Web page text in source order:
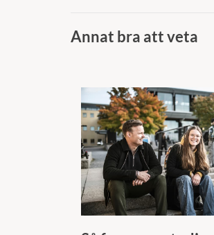
Annat bra att veta